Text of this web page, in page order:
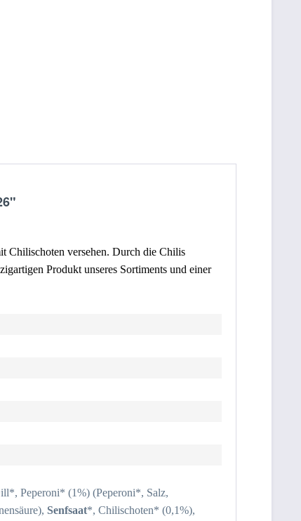
Chilischoten versehen. Durch die Chilis
Produkt unseres Sortiments und einer
Peperoni* (1%) (Peperoni*, Salz,
Senfsaat*, Chilischoten* (0,1%),